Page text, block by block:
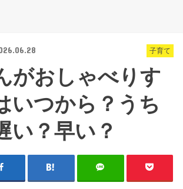
子育て
がおしゃべりす
いつから？うち
い？早い？